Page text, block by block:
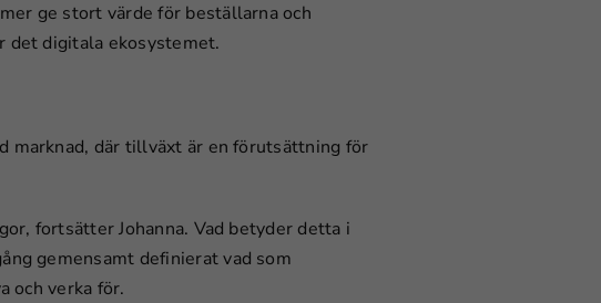
ge stort värde för beställarna och
det digitala ekosystemet.
marknad, där tillväxt är en förutsättning för
fortsätter Johanna. Vad betyder detta i
gemensamt definierat vad som
och verka för.